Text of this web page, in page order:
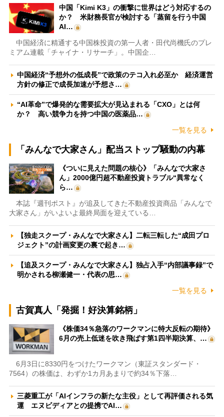
中国「Kimi K3」の衝撃に世界はどう対応するの
か？ 米財務長官が検討する「蒸留を行う中国
AI…
中国経済に精通する中国株投資の第一人者・田代尚機氏のプレ
ミアム連載「チャイナ・リサーチ」。中国企…
中国経済“予想外の低成長”で政策のテコ入れ必至か 経済運営
方針の修正で成長加速が予想さ…
“AI革命”で爆発的な需要拡大が見込まれる「CXO」とは何
か？ 高い競争力を持つ中国の医薬品…
一覧を見る
「みんなで大家さん」配当ストップ騒動の内幕
《ついに見えた問題の核心》「みんなで大家さ
ん」2000億円超不動産投資トラブル“異常なく
ら…
本誌『週刊ポスト』が追及してきた不動産投資商品「みんなで
大家さん」がいよいよ最終局面を迎えている…
【独走スクープ・みんなで大家さん】二転三転した“成田プロ
ジェクト”の計画変更の裏で起き…
【追及スクープ・みんなで大家さん】独占入手“内部議事録”で
明かされる柳瀬健一・代表の思…
一覧を見る
古賀真人「発掘！好決算銘柄」
《株価34％急落のワークマンに特大反転の期待》
6月の売上低迷を吹き飛ばす第1四半期決算、…
6月3日に8330円をつけたワークマン（東証スタンダード・
7564）の株価は、わずか1カ月あまりで約34％下落…
三菱重工が「AIインフラの新たな主役」として再評価される気
運 エヌビディアとの提携でAI…